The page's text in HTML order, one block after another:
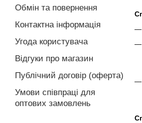
Обмін та повернення
Контактна інформація
Угода користувача
Відгуки про магазин
Публічний договір (оферта)
Умови співпраці для
оптових замовлень